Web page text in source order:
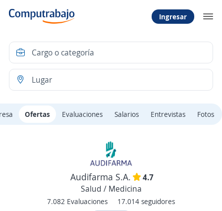
Ingresar
Ofertas Evaluaciones Salarios Entrevistas Fotos
Audifarma S.A.
4.7
Salud / Medicina
7.082 Evaluaciones 17.014 seguidores